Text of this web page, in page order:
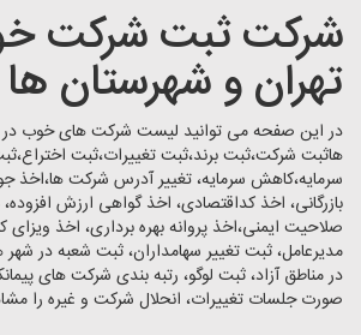
اخذگواهینامه رتبه بندی
سایر خدمات ثبت شرکت
شرکت ثبت شرکت
تهران و شهرستان ها
در این صفحه می توانید لیست شرکت های خوب در
هاثبت شرکت،ثبت برند،ثبت تغییرات،ثبت
سرمایه،کاهش سرمایه، تغییر آدرس شرکت ها،اخذ
بازرگانی، اخذ کداقتصادی، اخذ گواهی ارزش
صلاحیت ایمنی،اخذ پروانه بهره برداری، اخذ ویزای
مدیرعامل، ثبت تغییر سهامداران، ثبت شعبه در
در مناطق آزاد، ثبت لوگو، رتبه بندی شرکت های
صورت جلسات تغییرات، انحلال شرکت و غیره را